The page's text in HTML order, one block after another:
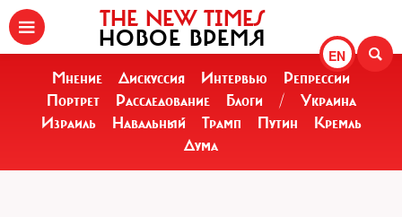
EN
THE NEW TIMES
НОВОЕ ВРЕМЯ
Мнение Дискуссия Интервью
Репрессии
Портрет
Расследование Блоги /
Украина
Израиль
Навальный Трамп Путин
Кремль
Дума